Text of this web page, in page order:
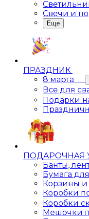
Свечи и
Еще
ПРАЗДНИК
8 марта
Все для
Подарки
ПОДАРОЧНАЯ
Банты,
Бумага
Корзины и
Коробки
Коробки
Мешочки